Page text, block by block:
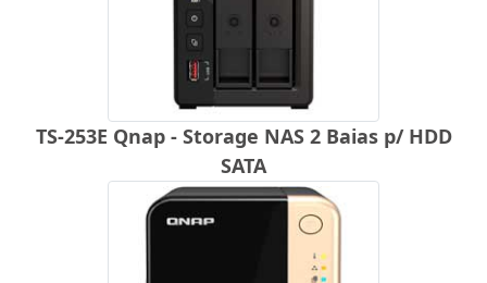
TS-253E Qnap - Storage NAS 2 Baias p/ HDD
SATA